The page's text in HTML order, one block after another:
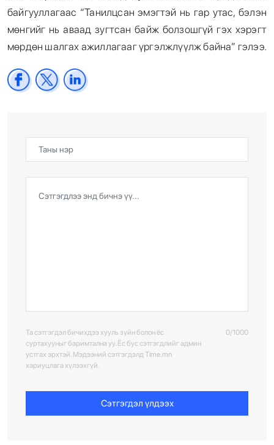
байгууллагаас “Танилцсан эмэгтэй нь гар утас, бэлэн
мөнгийг нь аваад зугтсан байж болзошгүй гэх хэрэгт
мөрдөн шалгах ажиллагааг үргэлжлүүлж байна” гэлээ.
Та сэтгэгдэл бичихдээ хууль зүйн болон ёс
суртахууныг баримтална уу. Ёс бус сэтгэгдлийг админ
устгах эрхтэй. Мэдээний сэтгэгдэлд Time.mn
хариуцлага хүлээхгүй.
0/1000
Сэтгэгдэл үлдээх